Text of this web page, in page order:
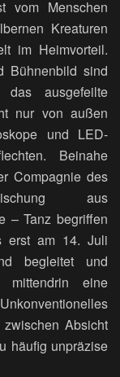
vom Menschen
Kreaturen
im Heimvorteil.
Bühnenbild sind
ausgefeilte
nur von außen
und LED-
Beinahe
Compagnie des
aus
– Tanz begriffen
erst am 14. Juli
begleitet und
mittendrin eine
Absicht
häufig unpräzise